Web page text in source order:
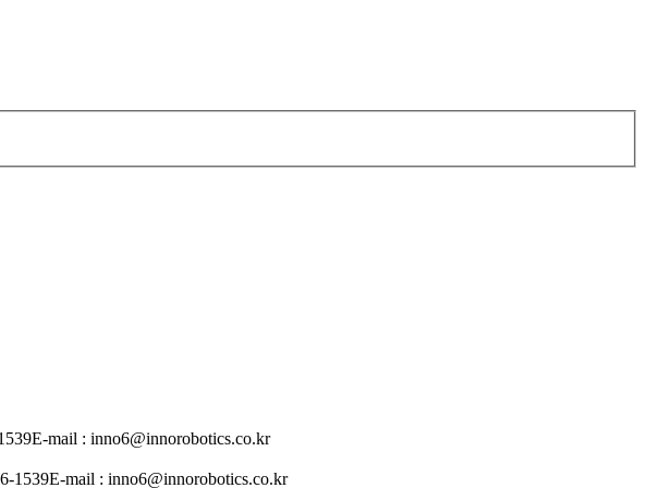
E-mail : inno6@innorobotics.co.kr
1539E-mail : inno6@innorobotics.co.kr